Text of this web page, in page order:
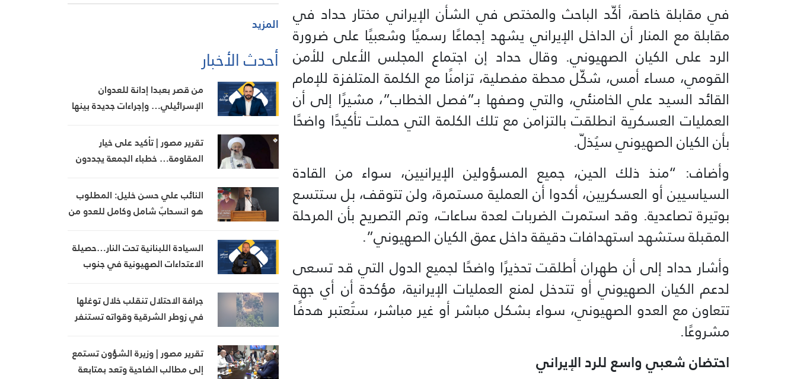
في مقابلة خاصة، أكّد الباحث والمختص في الشأن الإيراني مختار حداد في
مقابلة مع المنار أن الداخل الإيراني يشهد إجماعًا رسميًا وشعبيًا على ضرورة
الرد على الكيان الصهيوني. وقال حداد إن اجتماع المجلس الأعلى للأمن
القومي، مساء أمس، شكّل محطة مفصلية، تزامنًا مع الكلمة المتلفزة للإمام
القائد السيد علي الخامنئي، والتي وصفها بـ”فصل الخطاب”، مشيرًا إلى أن
العمليات العسكرية انطلقت بالتزامن مع تلك الكلمة التي حملت تأكيدًا واضحًا
بأن الكيان الصهيوني سيُذلّ.
وأضاف: “منذ ذلك الحين، جميع المسؤولين الإيرانيين، سواء من القادة
السياسيين أو العسكريين، أكدوا أن العملية مستمرة، ولن تتوقف، بل ستتسع
بوتيرة تصاعدية. وقد استمرت الضربات لعدة ساعات، وتم التصريح بأن المرحلة
المقبلة ستشهد استهدافات دقيقة داخل عمق الكيان الصهيوني”.
وأشار حداد إلى أن طهران أطلقت تحذيرًا واضحًا لجميع الدول التي قد تسعى
لدعم الكيان الصهيوني أو تتدخل لمنع العمليات الإيرانية، مؤكدة أن أي جهة
تتعاون مع العدو الصهيوني، سواء بشكل مباشر أو غير مباشر، ستُعتبر هدفًا
مشروعًا.
احتضان شعبي واسع للرد الإيراني
المزيد
أحدث الأخبار
من قصر بعبدا إدانة للعدوان
الإسرائيلي… وإجراءات جديدة بينها
تقرير مصور | تأكيد على خيار
المقاومة… خطباء الجمعة يجددون
النائب علي حسن خليل: المطلوب
هو انسحابٌ شامل وكامل للعدو من
السيادة اللبنانية تحت النار…حصيلة
الاعتداءات الصهيونية في جنوب
جرافة الاحتلال تنقلب خلال توغلها
في زوطر الشرقية وقواته تستنفر
تقرير مصور | وزيرة الشؤون تستمع
إلى مطالب الضاحية وتعد بمتابعة